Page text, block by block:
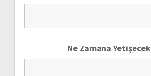
Ne Zamana Yetişecek